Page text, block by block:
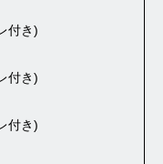
付き)
付き)
付き)